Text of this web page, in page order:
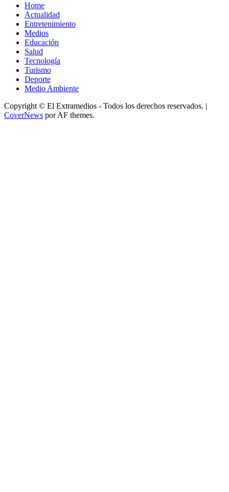
Home
Actualidad
Entretenimiento
Medios
Educación
Salud
Tecnología
Turismo
Deporte
Medio Ambiente
Copyright © El Extramedios - Todos los derechos reservados. |
CoverNews por AF themes.